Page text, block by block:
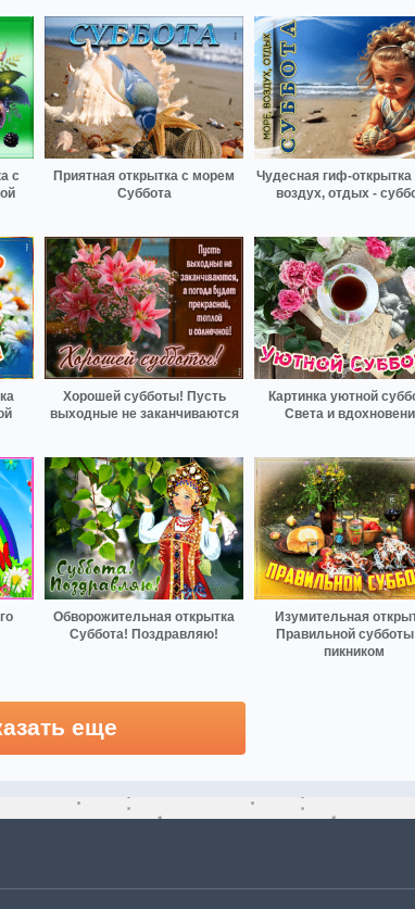
с
Приятная открытка с морем
Суббота
Чудесная гиф-
воздух, отдых -
Хорошей субботы! Пусть
выходные не заканчиваются
Картинка уютной
Света и
Обворожительная открытка
Суббота! Поздравляю!
Изумительная
Правильной
пикником
еще